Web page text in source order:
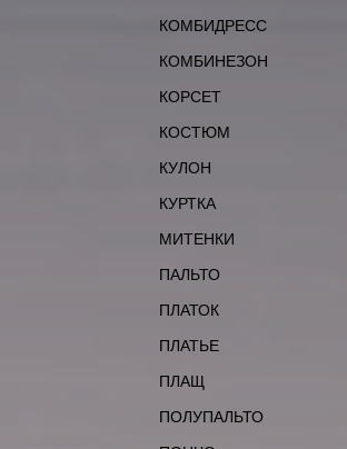
КОМБИДРЕСС
КОМБИНЕЗОН
КОРСЕТ
КОСТЮМ
КУЛОН
КУРТКА
МИТЕНКИ
ПАЛЬТО
ПЛАТОК
ПЛАТЬЕ
ПЛАЩ
ПОЛУПАЛЬТО